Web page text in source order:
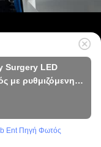
Surgery LED
με ρυθμιζόμενη
Ent Πηγή Φωτός